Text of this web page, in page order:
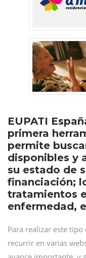
EUPATI
primera
permite
disponibles y
su estado de
financiación;
tratamientos
enfermedad,
Para realizar este
recurrir en varias